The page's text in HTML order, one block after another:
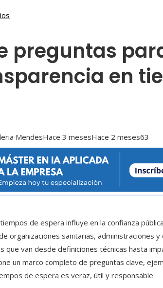
preguntas
en
MendesHace 3 mesesHace 2 meses63
de espera influye en la confianza
organizaciones sanitarias, administraciones
que van desde definiciones técnicas hasta
un marco completo de preguntas clave,
de espera es veraz, útil y responsable.